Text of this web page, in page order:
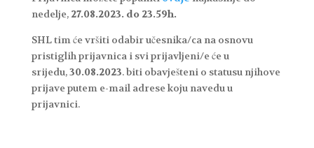
nedelje, 27.08.2023. do 23.59h.
SHL tim će vršiti odabir učesnika/ca na osnovu
pristiglih prijavnica i svi prijavljeni/e će u
srijedu,30.08.2023. biti obavješteni o statusu njihove
prijave putem e-mail adrese koju navedu u
prijavnici.